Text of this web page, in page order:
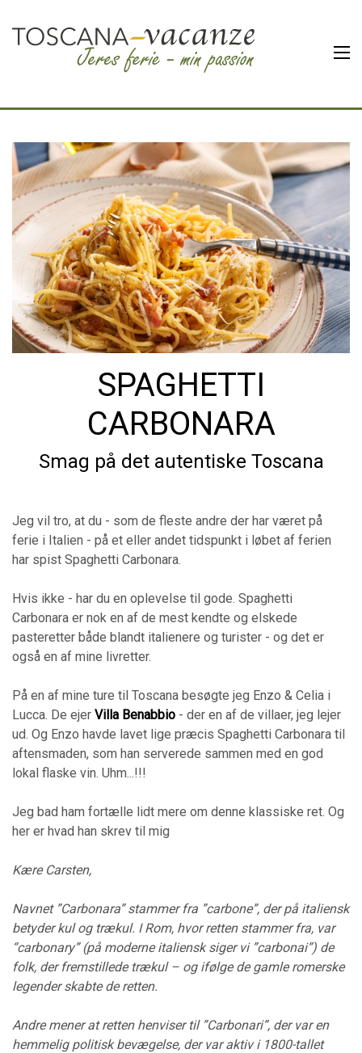
SPAGHETTI
CARBONARA
Smag på det autentiske Toscana
Jeg vil tro, at du - som de fleste andre der har været på
ferie i Italien - på et eller andet tidspunkt i løbet af ferien
har spist Spaghetti Carbonara.
Hvis ikke - har du en oplevelse til gode. Spaghetti
Carbonara er nok en af de mest kendte og elskede
pasteretter både blandt italienere og turister - og det er
også en af mine livretter.
På en af mine ture til Toscana besøgte jeg Enzo & Celia i
Lucca. De ejer Villa Benabbio - der en af de villaer, jeg lejer
ud. Og Enzo havde lavet lige præcis Spaghetti Carbonara til
aftensmaden, som han serverede sammen med en god
lokal flaske vin. Uhm...!!!
Jeg bad ham fortælle lidt mere om denne klassiske ret. Og
her er hvad han skrev til mig
Kære Carsten,
Navnet ”Carbonara” stammer fra ”carbone”, der på italiensk
betyder kul og trækul. I Rom, hvor retten stammer fra, var
“carbonary” (på moderne italiensk siger vi ”carbonai”) de
folk, der fremstillede trækul – og ifølge de gamle romerske
legender skabte de retten.
Andre mener at retten henviser til ”Carbonari”, der var en
hemmelig politisk bevægelse, der var aktiv i 1800-tallet